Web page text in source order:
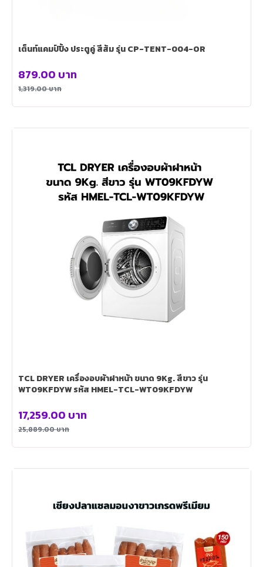
เต็นท์แคมป์ปิ้ง ประตูคู่ สีส้ม รุ่น CP-TENT-004-OR
1,319.00บาท
879.00 บาท
TCL DRYER เครื่องอบผ้าฝาหน้า ขนาด 9Kg. สีขาว รุ่น
WT09KFDYW รหัส HMEL-TCL-WT09KFDYW
25,889.00บาท
17,259.00 บาท